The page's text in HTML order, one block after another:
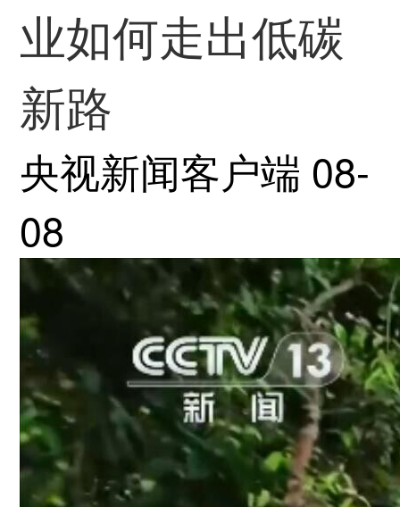
业如何走出低碳
新路
央视新闻客户端 08-
08